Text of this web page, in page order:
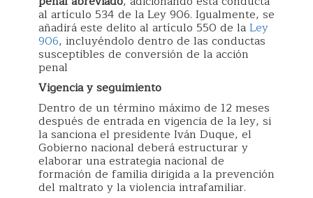
al artículo 534 de la Ley 906. Igualmente, se
añadirá este delito al artículo 550 de laLey
906, incluyéndolo dentro de las conductas
susceptibles de conversión de la acción
penal
Vigencia y seguimiento
Dentro de un término máximo de 12 meses
después de entrada en vigencia de la ley, si
la sanciona el presidente Iván Duque, el
Gobierno nacional deberá estructurar y
elaborar una estrategia nacional de
formación de familia dirigida a la prevención
del maltrato y la violencia intrafamiliar.